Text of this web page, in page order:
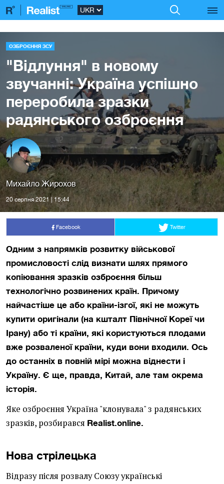
ОЗБРОЄННЯ ЗСУ
"Відлуння" в новому
звучанні: Україна успішно
переробила зразки
радянського озброєння
Михайло Жирохов
20 серпня 2021 | 15:44
Facebook Twitter
Одним з напрямків розвитку військової
промисловості слід визнати шлях прямого
копіювання зразків озброєння більш
технологічно розвинених країн. Причому
найчастіше це або країни-ізгої, які не можуть
купити оригінали (на кшталт Північної Кореї чи
Ірану) або ті країни, які користуються плодами
вже розваленої країни, куди вони входили. Ось
до останніх в повній мірі можна віднести і
Україну. Є ще, правда, Китай, але там окрема
історія.
Яке озброєння Україна "клонувала" з радянських
зразків, розбирався Realist.online.
Нова стрілецька
Відразу після розвалу Союзу українські